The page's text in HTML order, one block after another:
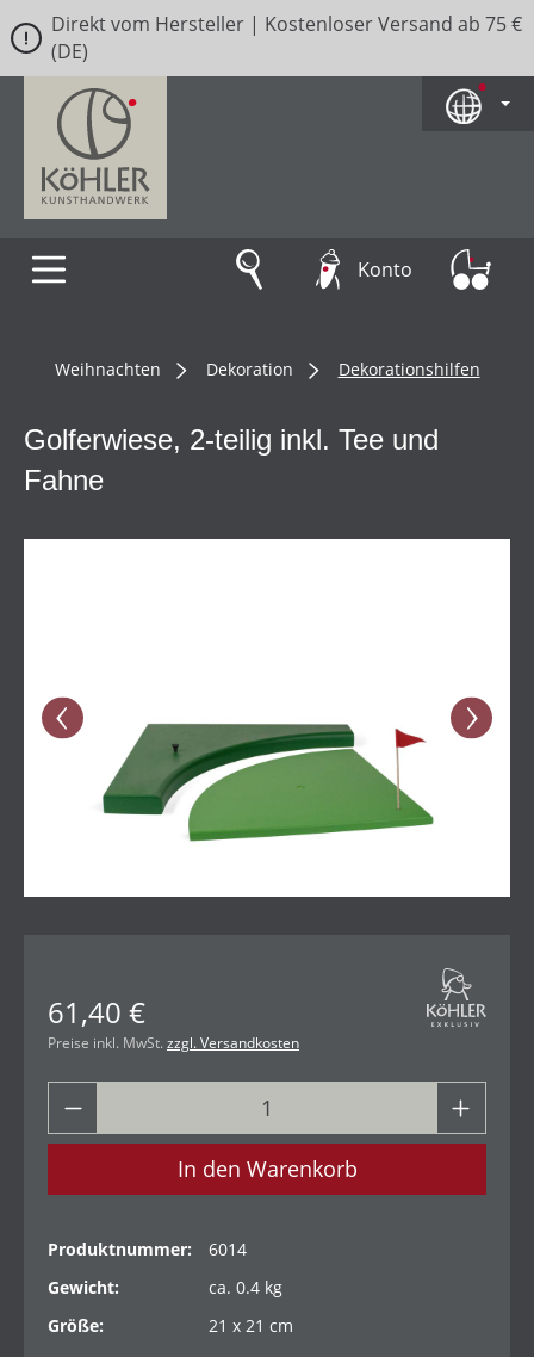
Zum Hauptinhalt springen
Direkt vom Hersteller | Kostenloser Versand ab 75 €
(DE)
Konto
Weihnachten Dekoration Dekorationshilfen
Golferwiese, 2-teilig inkl. Tee und
Fahne
61,40 €
Preise inkl. MwSt. zzgl. Versandkosten
In den Warenkorb
Produktnummer:
6014
Gewicht:
ca. 0.4 kg
Größe:
21 x 21 cm